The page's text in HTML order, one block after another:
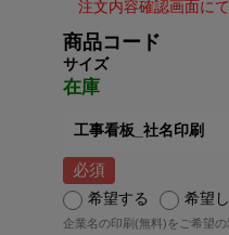
商品コード
サイズ
在庫
工事看板_社名印刷
希望する 希望
企業名の印刷(無料)をご希望の